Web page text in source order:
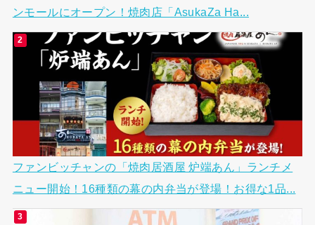
ンモールにオープン！焼肉店「AsukaZa Ha...
ファンビッチャンの「焼肉居酒屋 炉端あん」ランチメ
ニュー開始！16種類の幕の内弁当が登場！お得な1品...